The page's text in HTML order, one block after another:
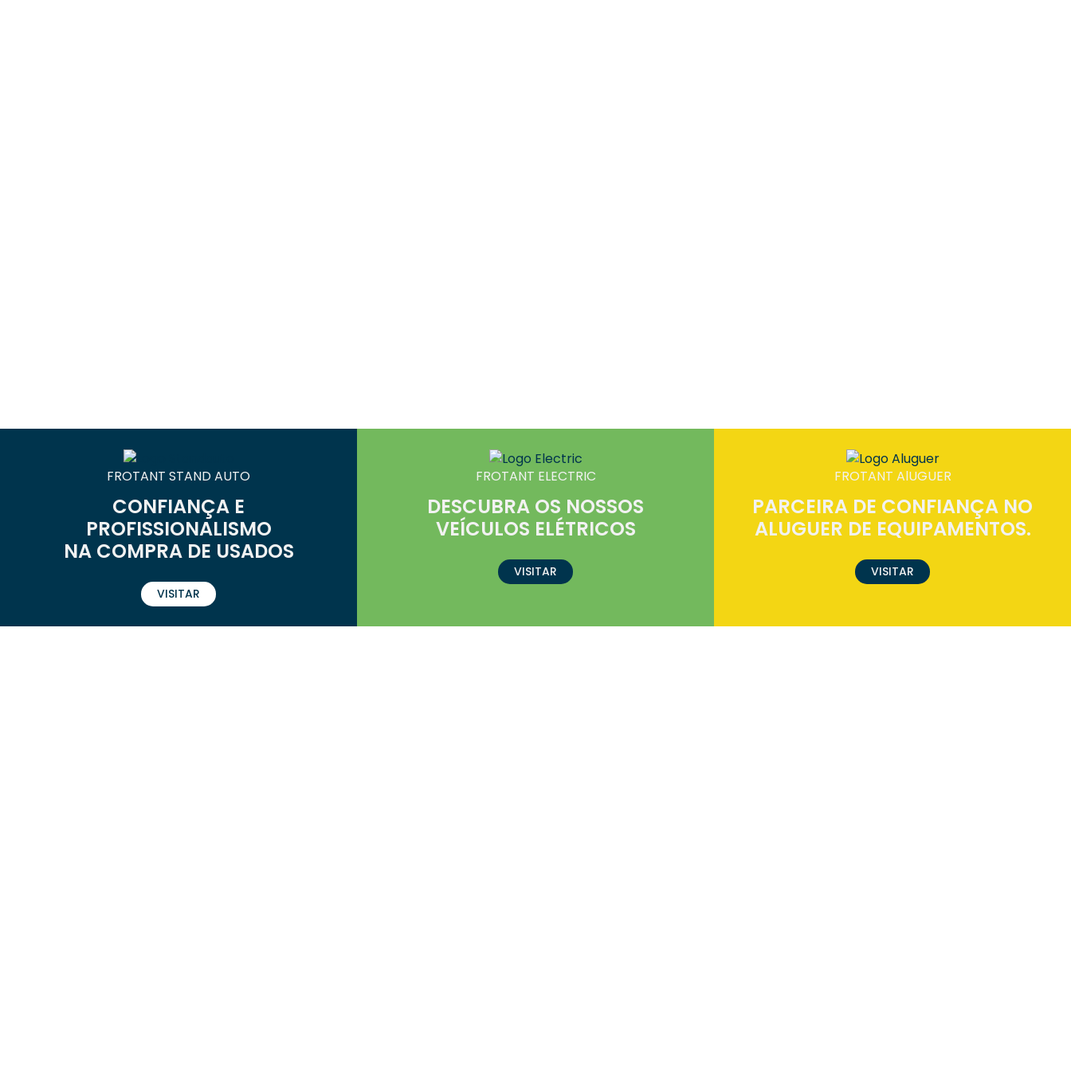
FROTANT STAND AUTO
CONFIANÇA E
PROFISSIONALISMO
NA COMPRA DE USADOS
VISITAR
FROTANT ELECTRIC
DESCUBRA OS NOSSOS
VEÍCULOS ELÉTRICOS
VISITAR
FROTANT AlUGUER
PARCEIRA DE CONFIANÇA NO
ALUGUER DE EQUIPAMENTOS.
VISITAR